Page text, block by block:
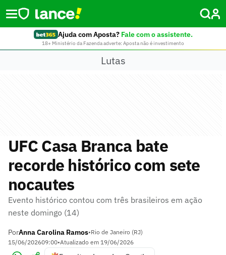
Ajuda com Aposta? Fale com o assistente.
18+ Ministério da Fazenda adverte: Aposta não é investimento
Lutas
UFC Casa Branca bate
recorde histórico com sete
nocautes
Evento histórico contou com três brasileiros em ação
neste domingo (14)
PorAnna Carolina Ramos•Rio de Janeiro (RJ)
15/06/202609:00•Atualizado em 19/06/2026